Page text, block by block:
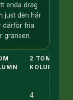
enda drag
just den här
därför fria
gränsen.
2 TOMMA
KOLUMNER
4